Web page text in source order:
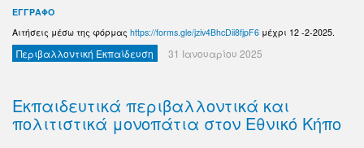
ΕΓΓΡΑΦΟ
Αιτήσεις μέσω της φόρμας https://forms.gle/jziv4BhcDii8fjpF6 μέχρι 12 -2-2025.
Περιβαλλοντική Εκπαίδευση 31 Ιανουαρίου 2025
Εκπαιδευτικά περιβαλλοντικά και
πολιτιστικά μονοπάτια στον Εθνικό Κήπο